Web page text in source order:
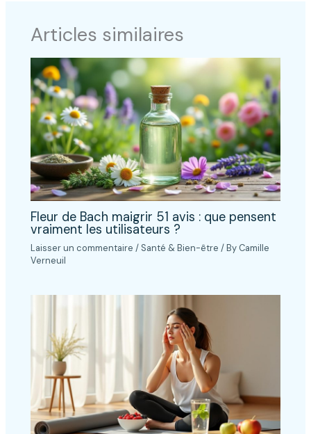
Articles similaires
Fleur de Bach maigrir 51 avis : que pensent
vraiment les utilisateurs ?
Laisser un commentaire / Santé & Bien-être / By Camille
Verneuil